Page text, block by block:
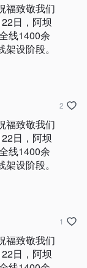
福致敬我们
日，阿坝
线1400余
设阶段。
福致敬我们
日，阿坝
线1400余
设阶段。
2
福致敬我们
日，阿坝
1